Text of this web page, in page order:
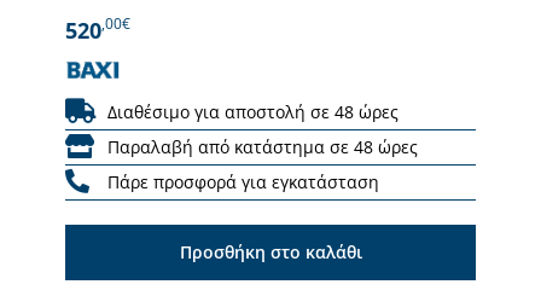
520,00€
Διαθέσιμο για αποστολή σε 48 ώρες
Παραλαβή από κατάστημα σε 48 ώρες
Πάρε προσφορά για εγκατάσταση
Προσθήκη στο καλάθι